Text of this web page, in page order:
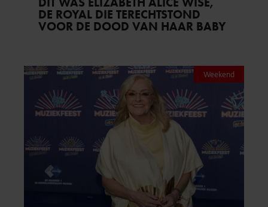
DE ROYAL DIE TERECHTSTOND
VOOR DE DOOD VAN HAAR BABY
Weekend